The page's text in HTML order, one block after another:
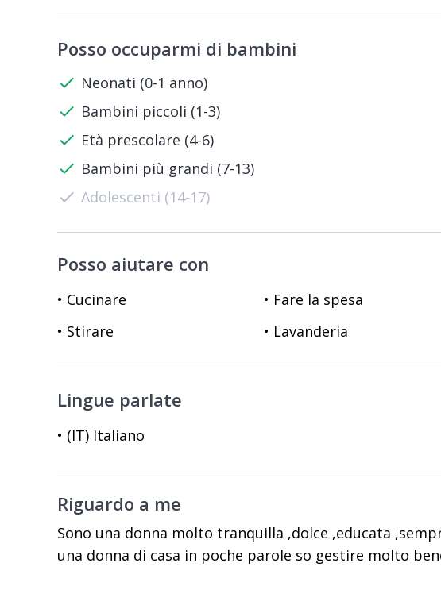
Posso occuparmi di bambini
check Neonati (0-1 anno)
check Bambini piccoli (1-3)
check Età prescolare (4-6)
check Bambini più grandi (7-13)
check Adolescenti (14-17)
Posso aiutare con
• Cucinare • Fare la spesa
• Stirare
• Lavanderia
Lingue parlate
• (IT) Italiano
Riguardo a me
Sono una donna molto tranquilla ,dolce ,educata
una donna di casa in poche parole so gestire molto